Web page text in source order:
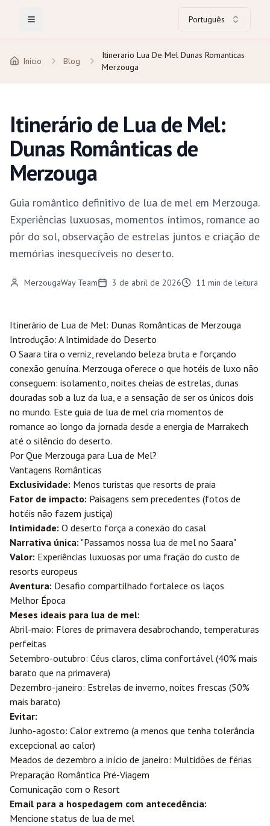
Toggle Menu Português
Início Blog
Itinerario Lua De Mel Dunas Romanticas
Merzouga
Itinerário de Lua de Mel:
Dunas Românticas de
Merzouga
Guia romântico definitivo de lua de mel em Merzouga.
Experiências luxuosas, momentos íntimos, romance ao
pôr do sol, observação de estrelas juntos e criação de
memórias inesquecíveis no deserto.
MerzougaWay Team 3 de abril de 2026 11 min de leitura
Itinerário de Lua de Mel: Dunas Românticas de Merzouga
Introdução: A Intimidade do Deserto
O Saara tira o verniz, revelando beleza bruta e forçando
conexão genuína. Merzouga oferece o que hotéis de luxo não
conseguem: isolamento, noites cheias de estrelas, dunas
douradas sob a luz da lua, e a sensação de ser os únicos dois
no mundo. Este guia de lua de mel cria momentos de
romance ao longo da jornada desde a energia de Marrakech
até o silêncio do deserto.
Por Que Merzouga para Lua de Mel?
Vantagens Românticas
Exclusividade: Menos turistas que resorts de praia
Fator de impacto: Paisagens sem precedentes (fotos de
hotéis não fazem justiça)
Intimidade: O deserto força a conexão do casal
Narrativa única: "Passamos nossa lua de mel no Saara"
Valor: Experiências luxuosas por uma fração do custo de
resorts europeus
Aventura: Desafio compartilhado fortalece os laços
Melhor Época
Meses ideais para lua de mel:
Abril-maio: Flores de primavera desabrochando, temperaturas
perfeitas
Setembro-outubro: Céus claros, clima confortável (40% mais
barato que na primavera)
Dezembro-janeiro: Estrelas de inverno, noites frescas (50%
mais barato)
Evitar:
Junho-agosto: Calor extremo (a menos que tenha tolerância
excepcional ao calor)
Meados de dezembro a início de janeiro: Multidões de férias
Preparação Romântica Pré-Viagem
Comunicação com o Resort
Email para a hospedagem com antecedência:
Mencione status de lua de mel